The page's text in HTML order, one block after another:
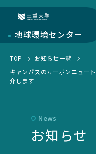
地球環境センター
地球環境センターに
センターについて
お知らせ一覧
教育・人材育成部門
学生活動
EGC学生委員会
TOP
お知らせ一覧
キャンパスのカーボンニュー
介します
News
お知らせ